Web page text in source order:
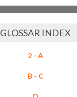
GLOSSAR INDEX
2 - A
B - C